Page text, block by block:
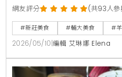
食現象，生活風格平台
表示，一家餐廳能長期維持高
的獨特性，如羊肉榮將羊肉處
醬與半熟蛋建立味覺記憶點，
備生活風格的飲食體驗。
網友評分 (共93人
#新莊美食 #輔大美食 #
2026/05/10 編輯 艾琳娜 Elena